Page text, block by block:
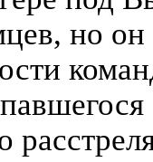
но он